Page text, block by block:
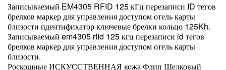
Записываемый EM4305 RFID 125 кГц перезаписи ID тегов
брелков маркер для управления доступом отель карты
близости идентификатор ключевые брелки кольцо 125Kh.
Записываемый em4305 rfid 125 кгц перезаписи id тегов
брелков маркер для управления доступом отель карты
близости.
Роскошные ИСКУССТВЕННАЯ кожа Флип Шелковый